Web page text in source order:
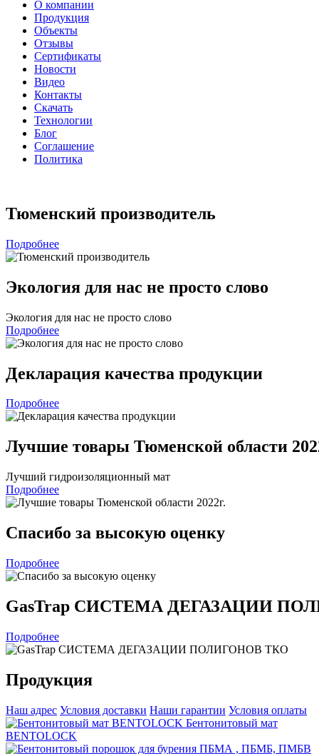
О компании
Продукция
Объекты
Отзывы
Сертификаты
Новости
Видео
Контакты
Скачать
Технологии
Блог
Соглашение
Политика
Тюменский производитель
Подробнее
Экология для нас не просто слово
Экология для нас не просто слово
Подробнее
Декларация качества продукции
Подробнее
Лучшие товары Тюменской области
Лучший гидроизоляционный мат
Подробнее
Спасибо за высокую оценку
Подробнее
GasTrap СИСТЕМА ДЕГАЗАЦИИ
Подробнее
Продукция
Наш адрес Условия доставки Наши гарантии Условия оплаты
Бентонитовый мат
BENTOLOCK